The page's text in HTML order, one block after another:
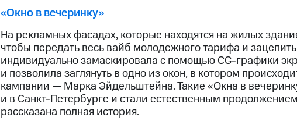
«Окно в вечеринку»
На рекламных фасадах, которые находятся на жилых
чтобы передать весь вайб молодежного тарифа и
индивидуально замаскировала с помощью CG-графики
и позволила заглянуть в одно из окон, в котором
кампании — Марка Эйдельштейна. Такие «Окна в
и в Санкт-Петербурге и стали естественным
рассказана полная история.